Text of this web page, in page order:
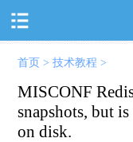
首页 >技术教程 >
MISCONF
snapshots, but
on disk.